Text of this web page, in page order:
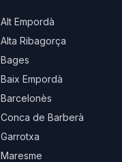
Alt Empordà
Alta Ribagorça
Bages
Baix Empordà
Barcelonès
Conca de Barberà
Garrotxa
Maresme